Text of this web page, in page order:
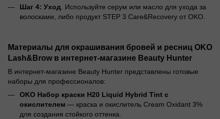
Шаг 4: Уход . Используйте серум или масло для ухода за
волосками, либо продукт STEP 3 Care&Recovery от OKO.
Материалы для окрашивания бровей и ресниц OKO
Lash&Brow в интернет-магазине Beauty Hunter
В интернет-магазине Beauty Hunter представлены готовые
наборы для профессионалов:
OKO Набор краски H20 Liquid Hybrid Tint с
окислителем — краска и окислитель Cream Oxidant 3%
для создания стойкого оттенка.